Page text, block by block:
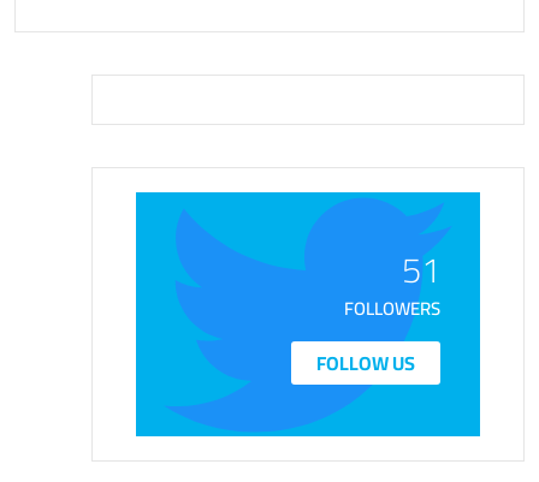
51
FOLLOWERS
FOLLOW US